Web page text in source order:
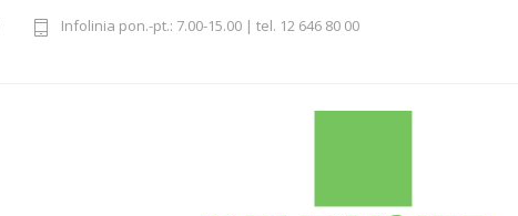
Infolinia pon.-pt.: 7.00-15.00 | tel. 12 646 80 00